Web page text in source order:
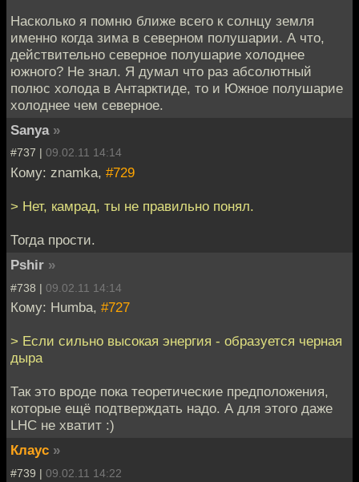
Насколько я помню ближе всего к солнцу земля
именно когда зима в северном полушарии. А что,
действительно северное полушарие холоднее
южного? Не знал. Я думал что раз абсолютный
полюс холода в Антарктиде, то и Южное полушарие
холоднее чем северное.
Sanya »
#737 | 09.02.11 14:14
Кому: znamka, #729
> Нет, камрад, ты не правильно понял.
Тогда прости.
Pshir »
#738 | 09.02.11 14:14
Кому: Humba, #727
> Если сильно высокая энергия - образуется черная
дыра
Так это вроде пока теоретические предположения,
которые ещё подтверждать надо. А для этого даже
LHC не хватит :)
Клаус »
#739 | 09.02.11 14:22